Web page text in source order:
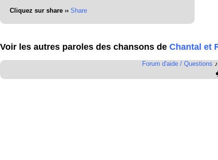
Cliquez sur share ›› Share
Voir les autres paroles des chansons de Chantal et
Forum d'aide / Questions